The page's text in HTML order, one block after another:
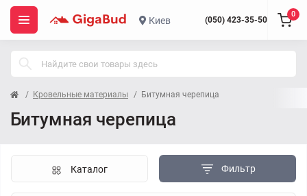
Киев (050) 423-35-50
0
Кровельные материалы Битумная черепица
Битумная черепица
Фильтр
Каталог